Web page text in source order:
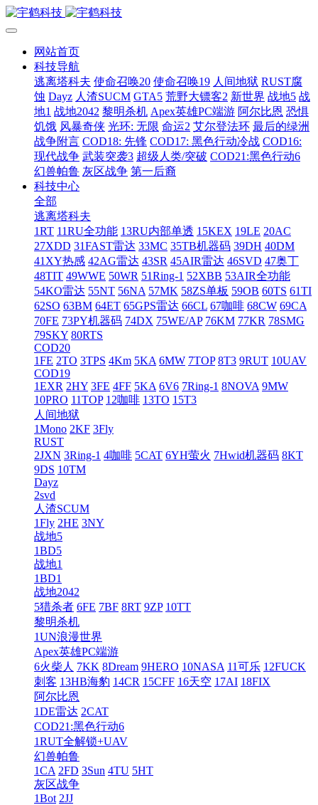
网站首页
科技导航
逃离塔科夫 使命召唤20 使命召唤19 人间地狱 RUST腐
蚀 Dayz 人渣SUCM GTA5 荒野大镖客2 新世界 战地5 战
地1 战地2042 黎明杀机 Apex英雄PC端游 阿尔比恩 恐惧
饥饿 风暴奇侠 光环: 无限 命运2 艾尔登法环 最后的绿洲
战争附言 COD18: 先锋 COD17: 黑色行动冷战 COD16:
现代战争 武装突袭3 超级人类/突破 COD21:黑色行动6
幻兽帕鲁 灰区战争 第一后裔
科技中心
全部
逃离塔科夫
1RT 11RU全功能 13RU内部单透 15KEX 19LE 20AC
27XDD 31FAST雷达 33MC 35TB机器码 39DH 40DM
41XY热感 42AG雷达 43SR 45AIR雷达 46SVD 47奥丁
48TIT 49WWE 50WR 51Ring-1 52XBB 53AIR全功能
54KO雷达 55NT 56NA 57MK 58ZS单板 59OB 60TS 61TI
62SO 63BM 64ET 65GPS雷达 66CL 67咖啡 68CW 69CA
70FE 73PY机器码 74DX 75WE/AP 76KM 77KR 78SMG
79SKY 80RTS
COD20
1FE 2TO 3TPS 4Km 5KA 6MW 7TOP 8T3 9RUT 10UAV
COD19
1EXR 2HY 3FE 4FF 5KA 6V6 7Ring-1 8NOVA 9MW
10PRO 11TOP 12咖啡 13TO 15T3
人间地狱
1Mono 2KF 3Fly
RUST
2JXN 3Ring-1 4咖啡 5CAT 6YH萤火 7Hwid机器码 8KT
9DS 10TM
Dayz
2svd
人渣SCUM
1Fly 2HE 3NY
战地5
1BD5
战地1
1BD1
战地2042
5猎杀者 6FE 7BF 8RT 9ZP 10TT
黎明杀机
1UN浪漫世界
Apex英雄PC端游
6火柴人 7KK 8Dream 9HERO 10NASA 11可乐 12FUCK
刺客 13HB海豹 14CR 15CFF 16天空 17AI 18FIX
阿尔比恩
1DE雷达 2CAT
COD21:黑色行动6
1RUT全解锁+UAV
幻兽帕鲁
1CA 2FD 3Sun 4TU 5HT
灰区战争
1Bot 2JJ